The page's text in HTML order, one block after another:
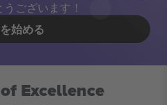
ございます！
始める
Excellence